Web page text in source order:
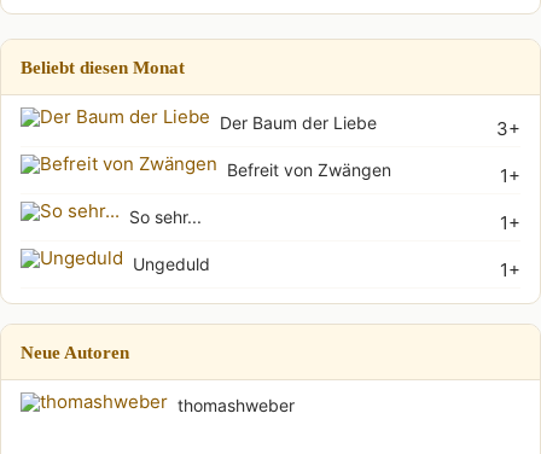
Beliebt diesen Monat
3+
Der Baum der Liebe
1+
Befreit von Zwängen
1+
So sehr...
1+
Ungeduld
Neue Autoren
thomashweber